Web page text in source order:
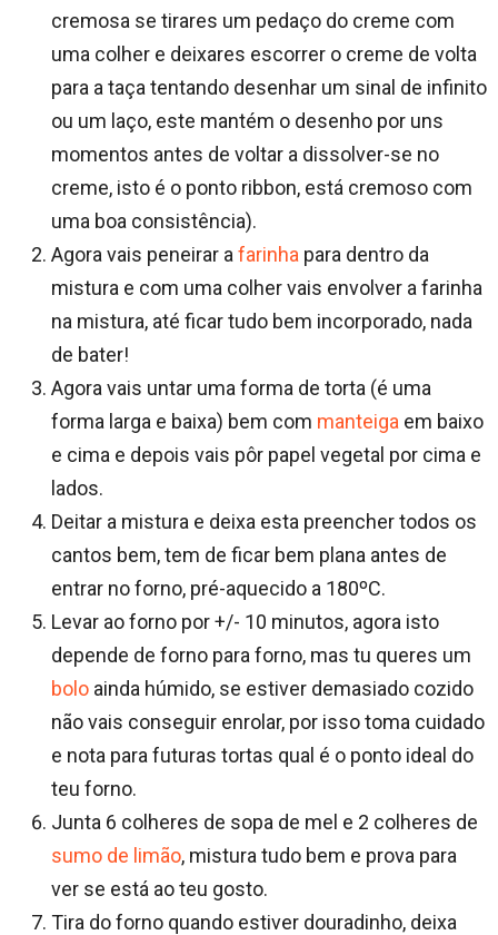
cremosa se tirares um pedaço do creme com
uma colher e deixares escorrer o creme de volta
para a taça tentando desenhar um sinal de infinito
ou um laço, este mantém o desenho por uns
momentos antes de voltar a dissolver-se no
creme, isto é o ponto ribbon, está cremoso com
uma boa consistência).
Agora vais peneirar a farinha para dentro da
mistura e com uma colher vais envolver a farinha
na mistura, até ficar tudo bem incorporado, nada
de bater!
Agora vais untar uma forma de torta (é uma
forma larga e baixa) bem com manteiga em baixo
e cima e depois vais pôr papel vegetal por cima e
lados.
Deitar a mistura e deixa esta preencher todos os
cantos bem, tem de ficar bem plana antes de
entrar no forno, pré-aquecido a 180ºC.
Levar ao forno por +/- 10 minutos, agora isto
depende de forno para forno, mas tu queres um
bolo ainda húmido, se estiver demasiado cozido
não vais conseguir enrolar, por isso toma cuidado
e nota para futuras tortas qual é o ponto ideal do
teu forno.
Junta 6 colheres de sopa de mel e 2 colheres de
sumo de limão, mistura tudo bem e prova para
ver se está ao teu gosto.
Tira do forno quando estiver douradinho, deixa